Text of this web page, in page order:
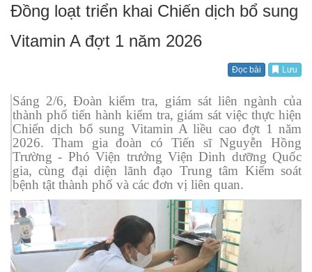
Đồng loạt triển khai Chiến dịch bổ sung
Vitamin A đợt 1 năm 2026
Đọc bài Lưu
Sáng 2/6, Đoàn kiểm tra, giám sát liên ngành của
thành phố tiến hành kiểm tra, giám sát việc thực hiện
Chiến dịch bổ sung Vitamin A liều cao đợt 1 năm
2026. Tham gia đoàn có Tiến sĩ Nguyễn Hồng
Trường - Phó Viện trưởng Viện Dinh dưỡng Quốc
gia, cùng đại diện lãnh đạo Trung tâm Kiểm soát
bệnh tật thành phố và các đơn vị liên quan.